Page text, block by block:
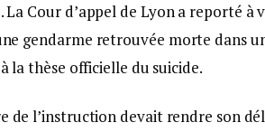
. La Cour d’appel de Lyon a reporté
gendarme retrouvée morte dans
la thèse officielle du suicide.
de l’instruction devait rendre son